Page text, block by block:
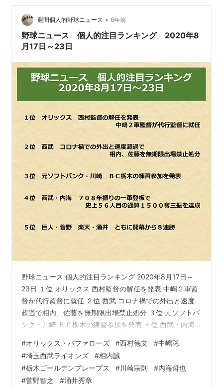
ンシン州で白人警官による黒人男性への銃撃事件が発生
したこと…週間個人的野球ニュース • 6年前
野球ニュース 個人的注目ランキング 2020年8
月17日～23日
野球ニュース 個人的注目ランキング 2020年8月17日～
23日 １位 オリックス 西村監督の解任を発表 中嶋２軍監
督が代行監督に就任 ２位 西武 コロナ禍での外出と速度
超過で相内、佐藤を無期限出場禁止処分 ３位 元ソフトバ
ンク・川崎 ＢＣ栃木の練習参加を発表 ４位 西武・内海
奪三振を達成 ５位 巨人・菅野 楽天・涌井 ともに開幕か
ら８連勝 １位 オリックス 西村監督の解任を発表 中嶋２
軍監督が代行監督に就任（２０日木曜日） オリックスが
20日、西村徳文監督の解任を発表した。翌21日からは、
#オリックス・バファローズ #西村徳文 #中嶋聡
#埼玉西武ライオンズ #相内誠
#栃木ゴールデンブレーブス #川崎宗則 #内海哲也
#菅野智之 #涌井秀章